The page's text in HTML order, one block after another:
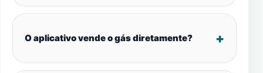
O aplicativo vende o gás diretamente?